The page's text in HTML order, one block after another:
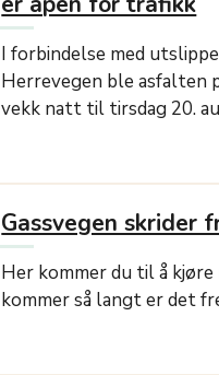
I forbindelse med
Herrevegen ble asfalten
vekk natt til tirsdag 20.
Gassvegen skrider
Her kommer du til å
kommer så langt er det